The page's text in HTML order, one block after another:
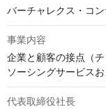
バーチャレクス・コ
事業内容
企業と顧客の接点（
ソーシングサービス
代表取締役社長